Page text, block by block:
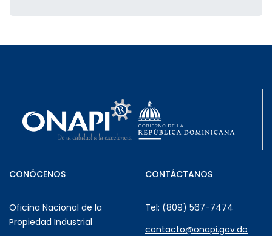
CONÓCENOS
Oficina Nacional de la
Propiedad Industrial
CONTÁCTANOS
Tel: (809) 567-7474
contacto@onapi.gov.do